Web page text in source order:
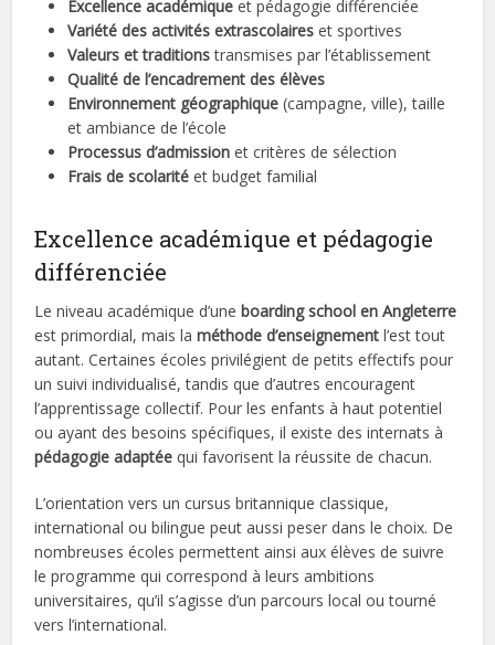
Excellence académique et pédagogie différenciée
Variété des activités extrascolaires et sportives
Valeurs et traditionstransmises par l’établissement
Qualité de l’encadrement des élèves
Environnement géographique (campagne, ville), taille
et ambiance de l’école
Processus d’admission et critères de sélection
Frais de scolarité et budget familial
Excellence académique et pédagogie
différenciée
Le niveau académique d’uneboarding school en Angleterre
est primordial, mais laméthode d’enseignement l’est tout
autant. Certaines écoles privilégient de petits effectifs pour
un suivi individualisé, tandis que d’autres encouragent
l’apprentissage collectif. Pour les enfants à haut potentiel
ou ayant des besoins spécifiques, il existe des internats à
pédagogie adaptée qui favorisent la réussite de chacun.
L’orientation vers un cursus britannique classique,
international ou bilingue peut aussi peser dans le choix. De
nombreuses écoles permettent ainsi aux élèves de suivre
le programme qui correspond à leurs ambitions
universitaires, qu’il s’agisse d’un parcours local ou tourné
vers l’international.